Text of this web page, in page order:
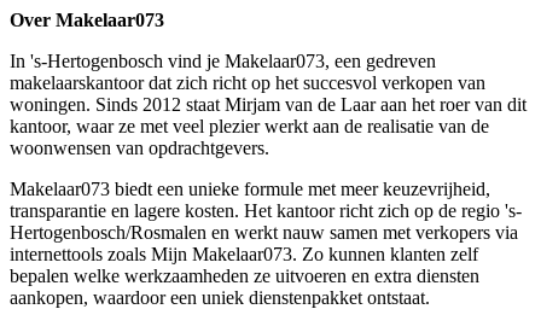
Over Makelaar073
In 's-Hertogenbosch vind je Makelaar073, een gedreven
makelaarskantoor dat zich richt op het succesvol verkopen van
woningen. Sinds 2012 staat Mirjam van de Laar aan het roer van dit
kantoor, waar ze met veel plezier werkt aan de realisatie van de
woonwensen van opdrachtgevers.
Makelaar073 biedt een unieke formule met meer keuzevrijheid,
transparantie en lagere kosten. Het kantoor richt zich op de regio 's-
Hertogenbosch/Rosmalen en werkt nauw samen met verkopers via
internettools zoals Mijn Makelaar073. Zo kunnen klanten zelf
bepalen welke werkzaamheden ze uitvoeren en extra diensten
aankopen, waardoor een uniek dienstenpakket ontstaat.